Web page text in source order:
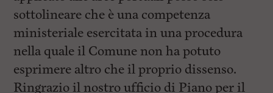
sottolineare che è una competenza
ministeriale esercitata in una procedura
nella quale il Comune non ha potuto
esprimere altro che il proprio dissenso.
Ringrazio il nostro ufficio di Piano per il